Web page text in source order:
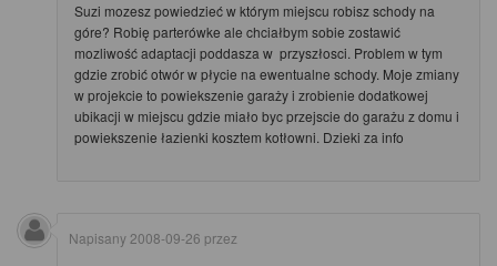
Suzi mozesz powiedzieć w którym miejscu robisz schody na
góre? Robię parterówke ale chciałbym sobie zostawić
mozliwość adaptacji poddasza w przyszłosci. Problem w tym
gdzie zrobić otwór w płycie na ewentualne schody. Moje zmiany
w projekcie to powiekszenie garaży i zrobienie dodatkowej
ubikacji w miejscu gdzie miało byc przejscie do garażu z domu i
powiekszenie łazienki kosztem kotłowni. Dzieki za info
Napisany2008-09-26 przez